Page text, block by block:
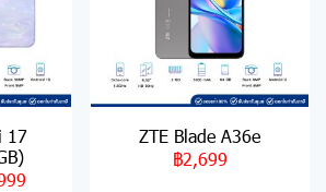
17
ZTE Blade A36e
฿2,699